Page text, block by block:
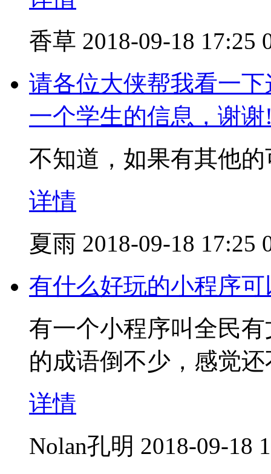
香草 2018-09-18 17:25
请各位大侠帮我看一
一个学生的信息，谢谢
不知道，如果有其他
详情
夏雨 2018-09-18 17:25
有什么好玩的小程序
有一个小程序叫全民
的成语倒不少，感觉还
详情
Nolan孔明 2018-09-18